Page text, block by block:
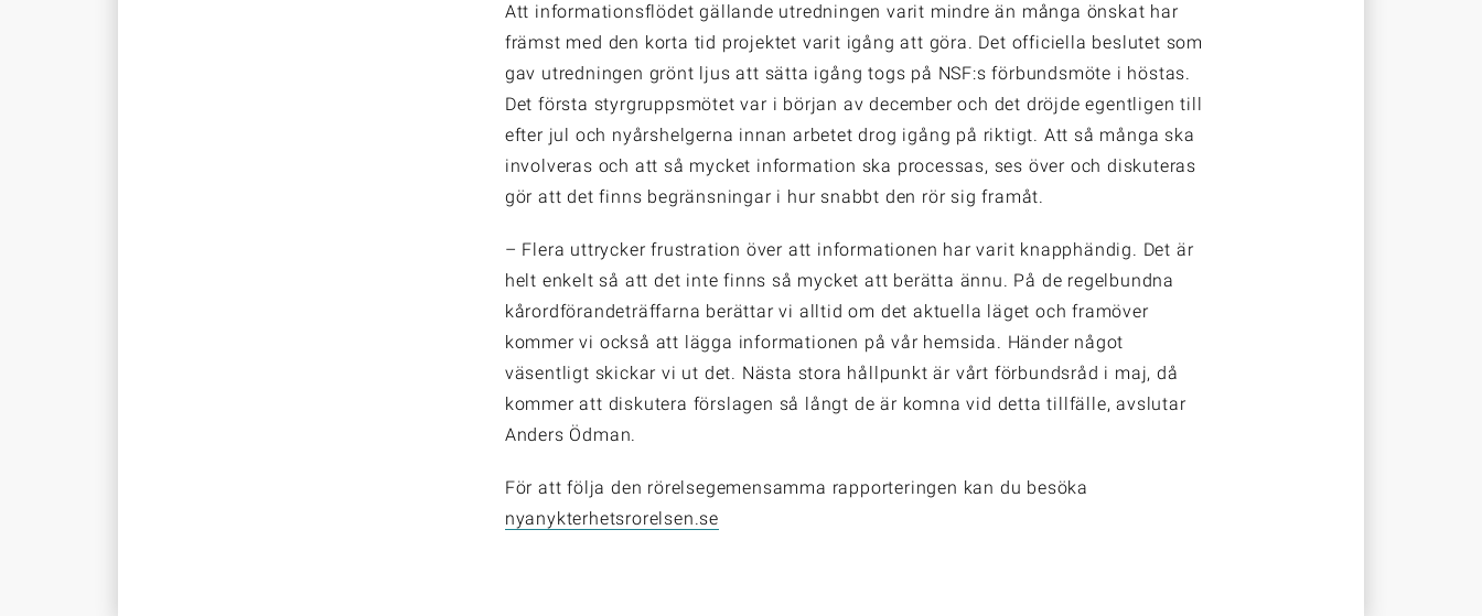
Att informationsflödet gällande utredningen varit mindre än många önskat har
främst med den korta tid projektet varit igång att göra. Det officiella beslutet som
gav utredningen grönt ljus att sätta igång togs på NSF:s förbundsmöte i höstas.
Det första styrgruppsmötet var i början av december och det dröjde egentligen till
efter jul och nyårshelgerna innan arbetet drog igång på riktigt. Att så många ska
involveras och att så mycket information ska processas, ses över och diskuteras
gör att det finns begränsningar i hur snabbt den rör sig framåt.
– Flera uttrycker frustration över att informationen har varit knapphändig. Det är
helt enkelt så att det inte finns så mycket att berätta ännu. På de regelbundna
kårordförandeträffarna berättar vi alltid om det aktuella läget och framöver
kommer vi också att lägga informationen på vår hemsida. Händer något
väsentligt skickar vi ut det. Nästa stora hållpunkt är vårt förbundsråd i maj, då
kommer att diskutera förslagen så långt de är komna vid detta tillfälle, avslutar
Anders Ödman.
För att följa den rörelsegemensamma rapporteringen kan du besöka
nyanykterhetsrorelsen.se